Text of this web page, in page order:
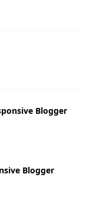
Blogger
Blogger